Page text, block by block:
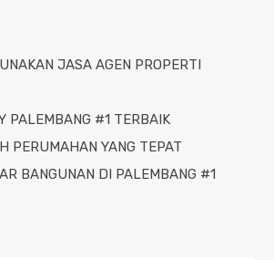
JASA AGEN PROPERTI
PALEMBANG #1 TERBAIK
PERUMAHAN YANG TEPAT
BANGUNAN DI PALEMBANG #1